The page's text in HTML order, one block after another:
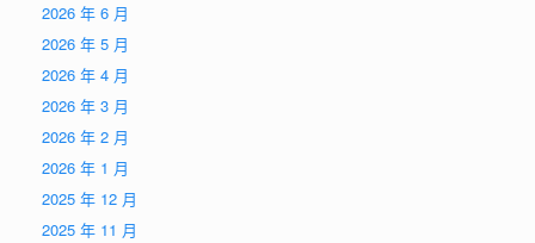
2026 年 6 月
2026 年 5 月
2026 年 4 月
2026 年 3 月
2026 年 2 月
2026 年 1 月
2025 年 12 月
2025 年 11 月